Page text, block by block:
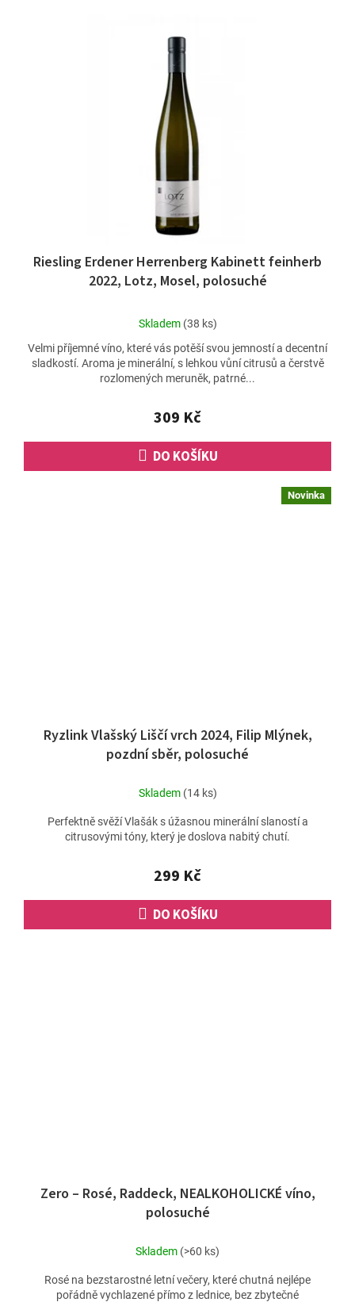
Riesling Erdener Herrenberg Kabinett feinherb
2022, Lotz, Mosel, polosuché
Průměrné
produktu
je
5,0
5
hvězdiček.
Skladem (38 ks)
309 Kč
DO KOŠÍKU
Velmi příjemné víno, které vás potěší svou jemností a decentní
sladkostí. Aroma je minerální, s lehkou vůní citrusů a čerstvě
rozlomených meruněk, patrné...
Novinka
Ryzlink Vlašský Liščí vrch 2024, Filip Mlýnek,
pozdní sběr, polosuché
Skladem (14 ks)
299 Kč
DO KOŠÍKU
Perfektně svěží Vlašák s úžasnou minerální slaností a
citrusovými tóny, který je doslova nabitý chutí.
Zero – Rosé, Raddeck, NEALKOHOLICKÉ víno,
polosuché
Skladem (>60 ks)
Rosé na bezstarostné letní večery, které chutná nejlépe
pořádně vychlazené přímo z lednice, bez zbytečné